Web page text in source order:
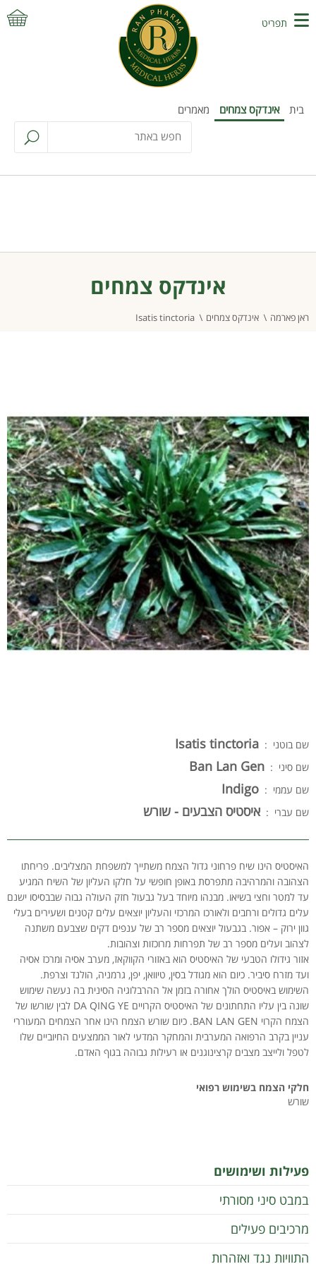
בית אינדקס צמחים מאמרים
תפריט
אינדקס צמחים
ראן פארמה אינדקס צמחים Isatis tinctoria
שם בוטני : Isatis tinctoria
שם סיני : Ban Lan Gen
שם עממי : Indigo
שם עברי : איסטיס הצבעים - שורש
האיסטיס הינו שיח פרחוני גדול הצמח משתייך למשפחת המצליבים. פריחתו
הצהובה והמרהיבה מתפרסת באופן חופשי על חלקו העליון של השיח המגיע
עד למטר וחצי בשיאו. מבנהו מיוחד בעל גבעול חזק העולה גבוה שבבסיסו ישנם
עלים גדולים ורחבים ולאורכו המרכזי והעליון יוצאים עלים קטנים ושעירים בעלי
גוון ירוק – אפור. בגבעול יוצאים מספר רב של ענפים דקים שצבעם משתנה
לצהוב ועלים מספר רב של תפרחות מרוכזות וצהובות.
אזור גידולו הטבעי של האיסטיס הוא באזורי הקווקאז, מערב אסיה ומרכז אסיה
ועד מזרח סיביר. כיום הוא מגודל בסין, טיוואן, יפן, גרמניה, הולנד וצרפת.
השימוש באיסטיס הולך אחורה בזמן אל ההרבלוגיה הסינית בה נעשה שימוש
שונה בין עליו התחתונים של האיסטיס הקרויים DA QING YE לבין שורשו של
הצמח הקרוי BAN LAN GEN. כיום שורש הצמח הינו אחר הצמחים המעוררי
עניין בקרב הרפואה המערבית והמחקר המדעי לאור הממצעים החיוביים שלו
לטפל ולייצב מצבים קרצינוגנים או רעילות גבוהה בגוף האדם.
חלקי הצמח בשימוש רפואי
שורש
פעילות ושימושים
במבט סיני מסורתי
מרכיבים פעילים
התוויות נגד ואזהרות